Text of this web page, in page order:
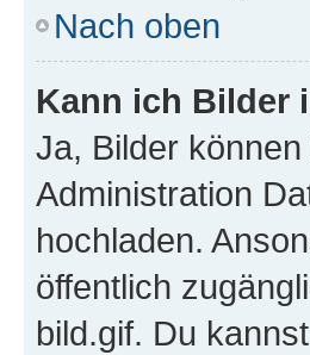
Nach oben
Kann ich Bilder
Ja, Bilder
Administration
hochladen.
öffentlich
bild.gif. Du